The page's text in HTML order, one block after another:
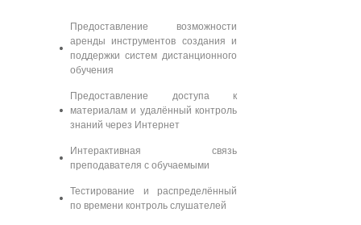
Предоставление возможности
аренды инструментов создания и
поддержки систем дистанционного
обучения
Предоставление доступа к
материалам и удалённый контроль
знаний через Интернет
Интерактивная связь
преподавателя с обучаемыми
Тестирование и распределённый
по времени контроль слушателей